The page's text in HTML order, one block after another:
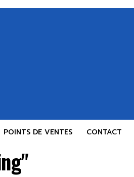
POINTS DE VENTES CONTACT